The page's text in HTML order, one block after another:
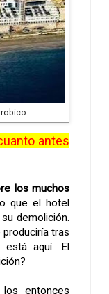
antes
los muchos
que el hotel
demolición.
tras
está aquí. El
entonces